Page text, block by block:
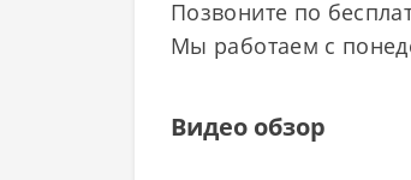
Позвоните по
Мы работаем с
Видео обзор